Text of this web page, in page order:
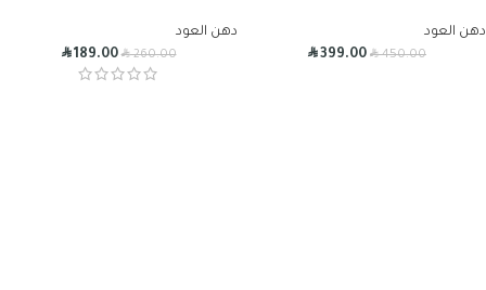
دهن العود
R450.00
R399.00
دهن العود
R260.00
R189.00